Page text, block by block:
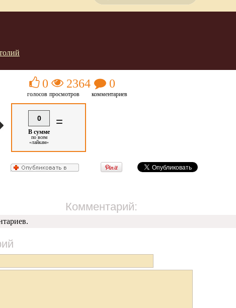
0
голосов
2364
просмотров
0
комментариев
0
В сумме
по всем
«лайкам»
=
Комментарий: